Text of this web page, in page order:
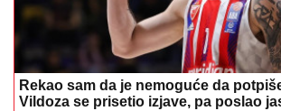
NAPUŠTA CRVENU
pojačanje odlazi sa